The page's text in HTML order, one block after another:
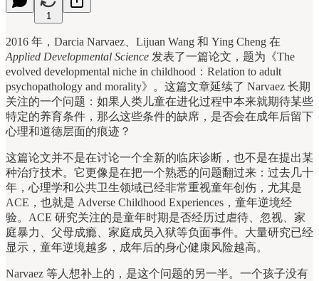
1
2016 年，Darcia Narvaez、Lijuan Wang 和 Ying Cheng 在
Applied Developmental Science 发表了一篇论文，题为《The
evolved developmental niche in childhood：Relation to adult
psychopathology and morality》。这篇文章延续了 Narvaez 长期
关注的一个问题：如果人类儿童在进化过程中本来就期待某些
特定的养育条件，那么这些条件的缺席，是否会在成年后留下
心理和道德层面的痕迹？
这篇论文并不是在讨论一个全新的临床诊断，也不是在提出某
种治疗技术。它更像是在把一个熟悉的问题翻过来：过去几十
年，心理学和公共卫生领域已经非常重视童年创伤，尤其是
ACE，也就是 Adverse Childhood Experiences，童年逆境经
验。ACE 研究关注的是童年时期是否经历过虐待、忽视、家
庭暴力、父母成瘾、家庭成员入狱等负面事件。大量研究已经
显示，童年逆境越多，成年后的身心健康风险越高。
Narvaez 等人想补上的，是这个问题的另一半。一个孩子没有